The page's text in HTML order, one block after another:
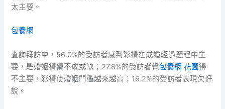
太主要。
包養網
查詢拜訪中，56.0%的受訪者感到彩禮在成婚經過歷程中主
要，是婚姻禮儀不成或缺；27.8%的受訪者覺包養網 花圃得
不主要，彩禮使婚姻門檻越來越高；16.2%的受訪者表現欠好
說。